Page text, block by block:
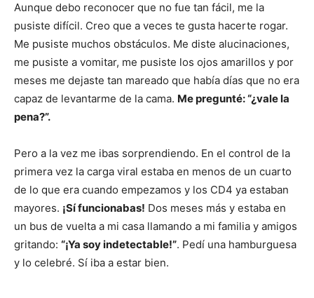
Aunque debo reconocer que no fue tan fácil, me la
pusiste difícil. Creo que a veces te gusta hacerte rogar.
Me pusiste muchos obstáculos. Me diste alucinaciones,
me pusiste a vomitar, me pusiste los ojos amarillos y por
meses me dejaste tan mareado que había días que no era
capaz de levantarme de la cama. Me pregunté: “¿vale la
pena?”.
Pero a la vez me ibas sorprendiendo. En el control de la
primera vez la carga viral estaba en menos de un cuarto
de lo que era cuando empezamos y los CD4 ya estaban
mayores. ¡Sí funcionabas! Dos meses más y estaba en
un bus de vuelta a mi casa llamando a mi familia y amigos
gritando: “¡Ya soy indetectable!”. Pedí una hamburguesa
y lo celebré. Sí iba a estar bien.